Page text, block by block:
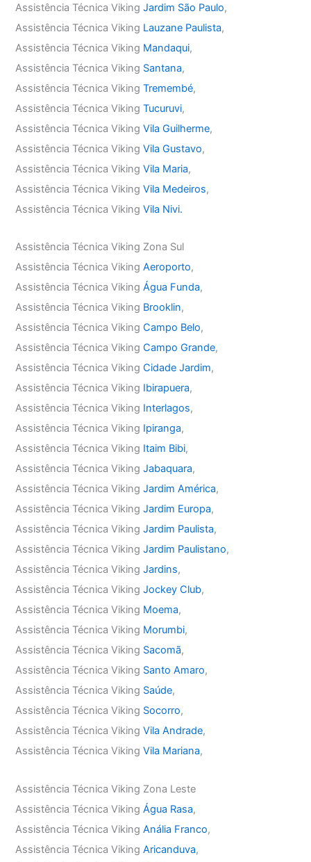
Assistência Técnica VikingJardim São Paulo,
Assistência Técnica Viking Lauzane Paulista,
Assistência Técnica Viking Mandaqui,
Assistência Técnica Viking Santana,
Assistência Técnica VikingTremembé,
Assistência Técnica VikingTucuruvi,
Assistência Técnica VikingVila Guilherme,
Assistência Técnica VikingVila Gustavo,
Assistência Técnica VikingVila Maria,
Assistência Técnica VikingVila Medeiros,
Assistência Técnica VikingVila Nivi.
Assistência Técnica Viking Zona Sul
Assistência Técnica VikingAeroporto,
Assistência Técnica VikingÁgua Funda,
Assistência Técnica Viking Brooklin,
Assistência Técnica VikingCampo Belo,
Assistência Técnica VikingCampo Grande,
Assistência Técnica VikingCidade Jardim,
Assistência Técnica Viking Ibirapuera,
Assistência Técnica Viking Interlagos,
Assistência Técnica Viking Ipiranga,
Assistência Técnica Viking Itaim Bibi,
Assistência Técnica VikingJabaquara,
Assistência Técnica VikingJardim América,
Assistência Técnica VikingJardim Europa,
Assistência Técnica VikingJardim Paulista,
Assistência Técnica VikingJardim Paulistano,
Assistência Técnica VikingJardins,
Assistência Técnica VikingJockey Club,
Assistência Técnica Viking Moema,
Assistência Técnica Viking Morumbi,
Assistência Técnica Viking Sacomã,
Assistência Técnica Viking Santo Amaro,
Assistência Técnica Viking Saúde,
Assistência Técnica Viking Socorro,
Assistência Técnica VikingVila Andrade,
Assistência Técnica VikingVila Mariana,
Assistência Técnica Viking Zona Leste
Assistência Técnica VikingÁgua Rasa,
Assistência Técnica VikingAnália Franco,
Assistência Técnica VikingAricanduva,